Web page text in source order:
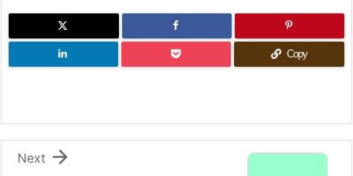
Copy

Next